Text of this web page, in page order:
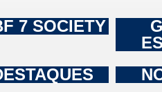
7 SOCIETY